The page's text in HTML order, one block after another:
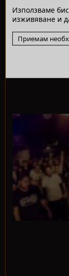
Използваме
изживяване и
Приемам